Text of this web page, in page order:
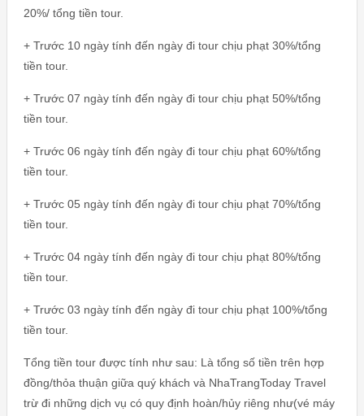
20%/ tổng tiền tour.
+ Trước 10 ngày tính đến ngày đi tour chịu phạt 30%/tổng
tiền tour.
+ Trước 07 ngày tính đến ngày đi tour chịu phạt 50%/tổng
tiền tour.
+ Trước 06 ngày tính đến ngày đi tour chịu phạt 60%/tổng
tiền tour.
+ Trước 05 ngày tính đến ngày đi tour chịu phạt 70%/tổng
tiền tour.
+ Trước 04 ngày tính đến ngày đi tour chịu phạt 80%/tổng
tiền tour.
+ Trước 03 ngày tính đến ngày đi tour chịu phạt 100%/tổng
tiền tour.
Tổng tiền tour được tính như sau: Là tổng số tiền trên hợp
đồng/thỏa thuận giữa quý khách và NhaTrangToday Travel
trừ đi những dịch vụ có quy định hoàn/hủy riêng như(vé máy